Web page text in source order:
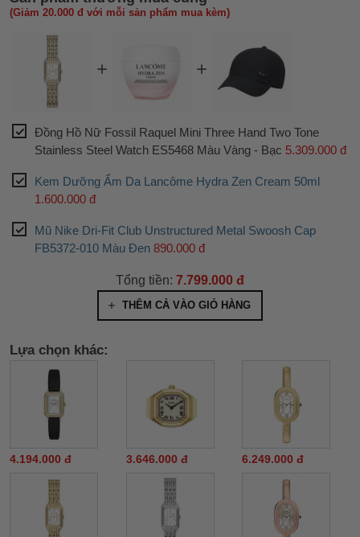
(Giảm 20.000 đ với mỗi sản phẩm mua kèm)
Đồng Hồ Nữ Fossil Raquel Mini Three Hand Two Tone
Stainless Steel Watch ES5468 Màu Vàng - Bạc 5.309.000 đ
Kem Dưỡng Ẩm Da Lancôme Hydra Zen Cream 50ml
1.600.000 đ
Mũ Nike Dri-Fit Club Unstructured Metal Swoosh Cap
FB5372-010 Màu Đen 890.000 đ
Tổng tiền: 7.799.000 đ
THÊM CẢ VÀO GIỎ HÀNG
Lựa chọn khác:
4.194.000 đ 3.646.000 đ 6.249.000 đ